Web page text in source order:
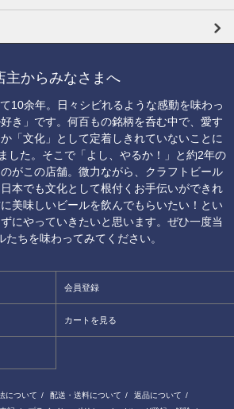
主からみなさまへ
10余年。日々シビれるような感動を味わっ
き」です。何百もの銘柄を呑む中で、愛す
「文化」として定着しきれていないことに
した。そこで「よし、やるか！」と約2年の
がこの店舗。微力ながら、クラフトビール
本でも文化として根付くお手伝いができれ
美味しいビールを飲んでもらいたい！とい
にやっていきたいと思います。ぜひ一度当
たちを味わってみてください。
会員登録
カートを見る
について / 配送・送料について / 返品について /